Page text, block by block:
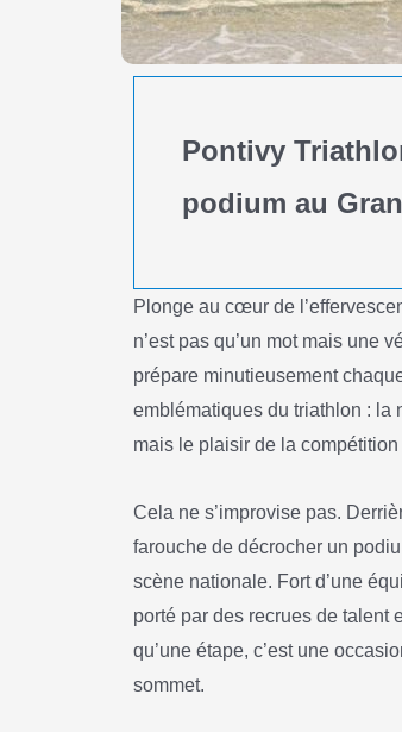
Pontivy
podium au
Plonge au cœur de
n’est pas qu’un mot mais une
prépare minutieusement
emblématiques du triathlon : la
mais le plaisir de la
Cela ne s’improvise pas.
farouche de décrocher un
scène nationale. Fort d’une
porté par des recrues de talent
qu’une étape, c’est une
sommet.